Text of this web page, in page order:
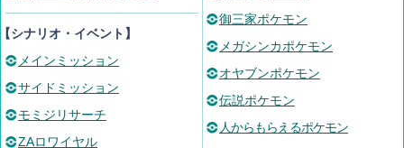
シナリオ・イベント】
メインミッション
サイドミッション
モミジリサーチ
ZAロワイヤル
御三家ポケモン
メガシンカポケモン
オヤブンポケモン
伝説ポケモン
人からもらえるポケモン